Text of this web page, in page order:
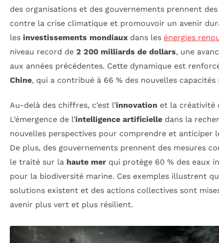
des organisations et des gouvernements prennent
contre la crise climatique et promouvoir un avenir
les investissements mondiaux dans les énergies
niveau record de 2 200 milliards de dollars, une
aux années précédentes. Cette dynamique est
Chine, qui a contribué à 66 % des nouvelles capacités
Au-delà des chiffres, c’est l’innovation et la créativité
L’émergence de l’intelligence artificielle dans la
nouvelles perspectives pour comprendre et anticiper
De plus, des gouvernements prennent des mesures
le traité sur la haute mer qui protège 60 % des eaux
pour la biodiversité marine. Ces exemples illustrent
solutions existent et des actions collectives sont
avenir plus vert et plus résilient.